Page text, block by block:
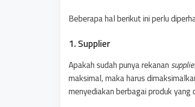
Beberapa hal berikut ini perlu
1. Supplier
Apakah sudah punya rekanan
maksimal, maka harus
menyediakan berbagai produk yang